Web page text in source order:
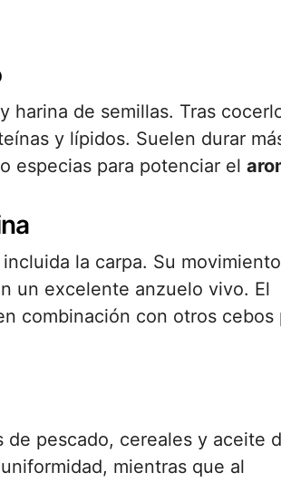
harina de semillas. Tras
y lípidos. Suelen durar
especias para potenciar el
la carpa. Su movimiento
un excelente anzuelo vivo. El
combinación con otros cebos
pescado, cereales y aceite
mientras que al